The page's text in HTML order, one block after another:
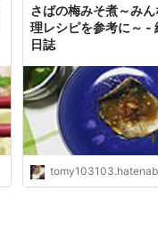
さばの梅みそ煮～み
理レシピを参考に～ -
日誌